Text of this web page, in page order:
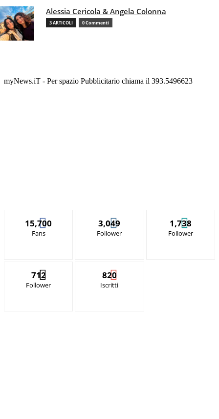
Alessia Cericola & Angela Colonna
3 ARTICOLI 0 Commenti
myNews.iT - Per spazio Pubblicitario chiama il 393.5496623
15,700
Fans
3,049
Follower
1,738
Follower
712
Follower
820
Iscritti